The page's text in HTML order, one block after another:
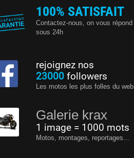
100% SATISFAIT
Contactez-nous, on vous répond
sous 24h
rejoignez nos
23000followers
Les motos les plus folles du web
Galerie krax
1 image = 1000 mots
Motos, montages, reportages...